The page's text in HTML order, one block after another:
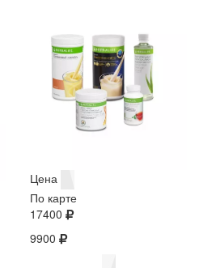
Цена
По карте
17400
9900